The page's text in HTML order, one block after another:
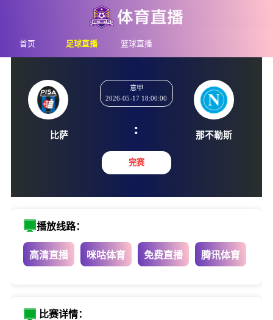
首页 足球直播 篮球直播
意甲
2026-05-17 18:00:00
:
完赛
播放线路：
高清直播 咪咕体育 免费直播 腾讯体育
比赛详情：